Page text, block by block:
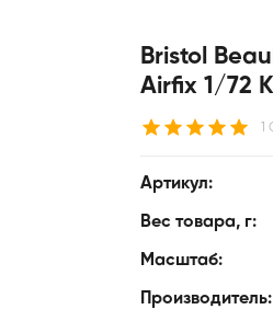
Bristol
Airfix 1/72
Артикул:
Вес товара, г:
Масштаб:
Производитель: